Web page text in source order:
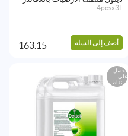
4pcsx3L
أضف إلى السلة 163.15
احصل
على
نقاط